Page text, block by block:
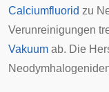
Calciumfluorid zu
Verunreinigungen
Vakuum ab. Die